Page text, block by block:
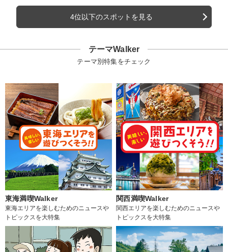
4位以下のスポットを見る
テーマWalker
テーマ別特集をチェック
東海満喫Walker
東海エリアを楽しむためのニュースや
トピックスを大特集
関西満喫Walker
関西エリアを楽しむためのニュースや
トピックスを大特集